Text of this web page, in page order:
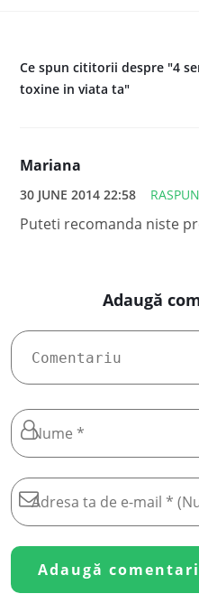
Ce spun cititorii despre "4
toxine in viata ta"
Mariana
30 JUNE 2014 22:58
Puteti recomanda niste
Adaugă